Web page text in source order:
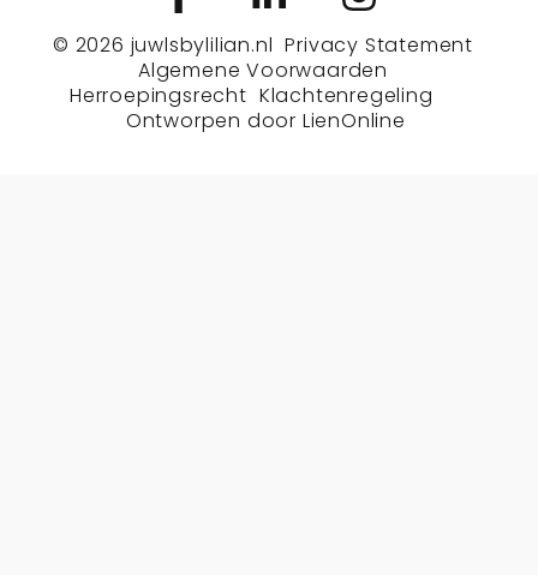
© 2026 juwlsbylilian.nl Privacy Statement
Algemene Voorwaarden
Herroepingsrecht Klachtenregeling
Ontworpen door LienOnline